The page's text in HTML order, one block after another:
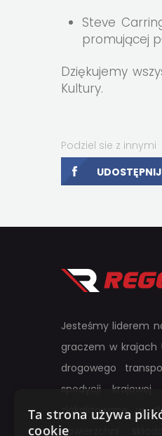
Steve
promującej
Dziękujemy
Kultury.
Podziel sie z innymi
UDOSTĘPNIJ
Jesteśmy liderem
graczem w krajach
drogowego
spedycji krajowej
zlokalizowane w
powierzchni
Ta strona używa
cookie